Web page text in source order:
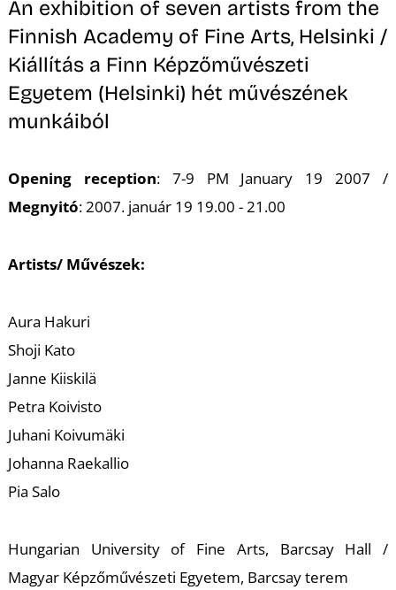
An exhibition of seven artists from the
Finnish Academy of Fine Arts, Helsinki /
Kiállítás a Finn Képzőművészeti
Egyetem (Helsinki) hét művészének
munkáiból
Opening reception: 7-9 PM January 19 2007 /
Megnyitó: 2007. január 19 19.00 - 21.00
Artists/ Művészek:
Aura Hakuri
Shoji Kato
Janne Kiiskilä
Petra Koivisto
Juhani Koivumäki
Johanna Raekallio
Pia Salo
Hungarian University of Fine Arts, Barcsay Hall /
Magyar Képzőművészeti Egyetem, Barcsay terem